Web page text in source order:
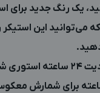
می‌توانید این استیکر
محدودیت 24 ساعته
24 ساعته برای